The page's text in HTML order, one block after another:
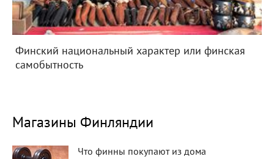
Финский национальный характер или финская
самобытность
Магазины Финляндии
Что финны покупают из дома